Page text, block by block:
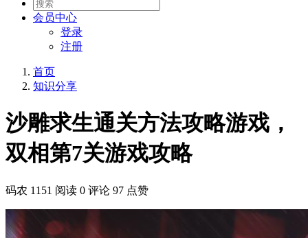
会员中心
登录
注册
首页
知识分享
沙雕求生通关方法攻略游戏，
双相第7关游戏攻略
码农 1151 阅读 0 评论 97 点赞